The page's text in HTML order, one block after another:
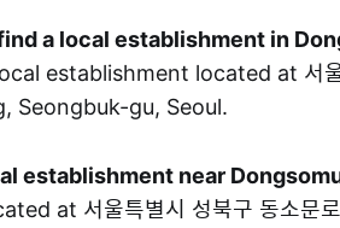
a local establishment in
establishment located at 서
Seongbuk-gu, Seoul.
establishment near
at 서울특별시 성북구 동소